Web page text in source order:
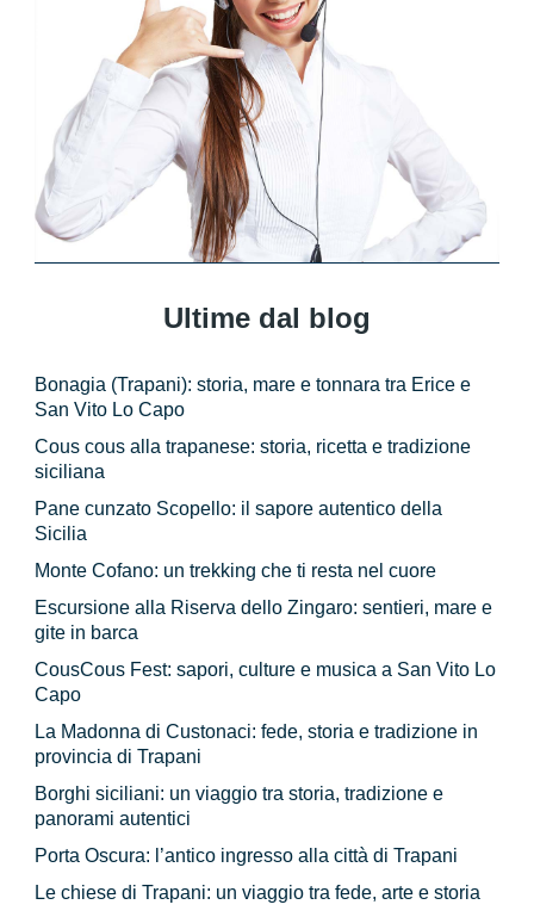
Ultime dal blog
Bonagia (Trapani): storia, mare e tonnara tra Erice e
San Vito Lo Capo
Cous cous alla trapanese: storia, ricetta e tradizione
siciliana
Pane cunzato Scopello: il sapore autentico della
Sicilia
Monte Cofano: un trekking che ti resta nel cuore
Escursione alla Riserva dello Zingaro: sentieri, mare e
gite in barca
CousCous Fest: sapori, culture e musica a San Vito Lo
Capo
La Madonna di Custonaci: fede, storia e tradizione in
provincia di Trapani
Borghi siciliani: un viaggio tra storia, tradizione e
panorami autentici
Porta Oscura: l’antico ingresso alla città di Trapani
Le chiese di Trapani: un viaggio tra fede, arte e storia